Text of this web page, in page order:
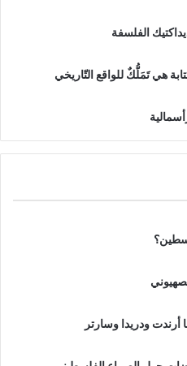
الفلسفة
هي تَمَلُّكٌ للواقع التّاريخي
أرندت ودريدا وسارتر